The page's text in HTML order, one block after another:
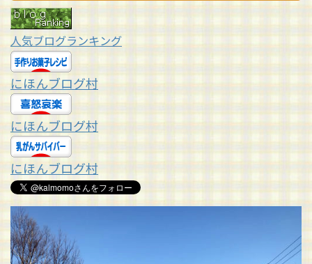
人気ブログランキング
にほんブログ村
にほんブログ村
にほんブログ村